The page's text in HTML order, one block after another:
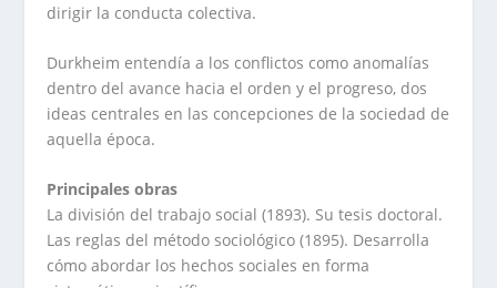
dirigir la conducta colectiva.
Durkheim entendía a los conflictos como anomalías
dentro del avance hacia el orden y el progreso, dos
ideas centrales en las concepciones de la sociedad de
aquella época.
Principales obras
La división del trabajo social (1893). Su tesis doctoral.
Las reglas del método sociológico (1895). Desarrolla
cómo abordar los hechos sociales en forma